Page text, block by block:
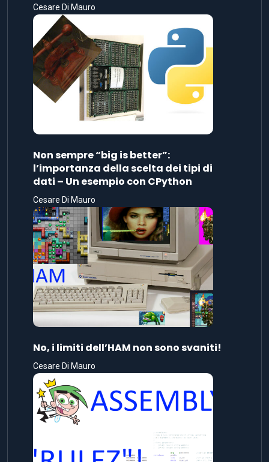
Cesare Di Mauro
Non sempre “big is better”:
l’importanza della scelta dei tipi di
dati – Un esempio con CPython
Cesare Di Mauro
No, i limiti dell’HAM non sono svaniti!
Cesare Di Mauro